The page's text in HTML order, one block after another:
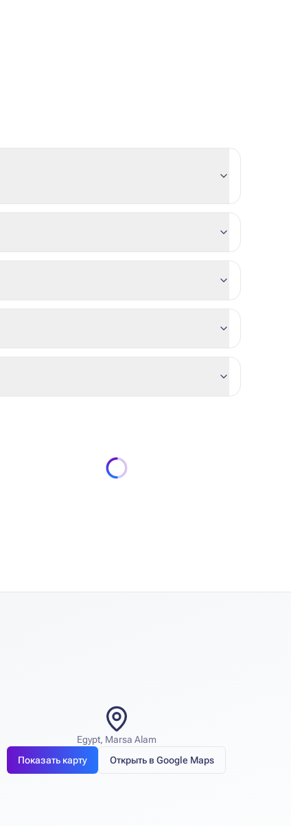
Egypt, Marsa Alam
Показать карту
Открыть в Google Maps